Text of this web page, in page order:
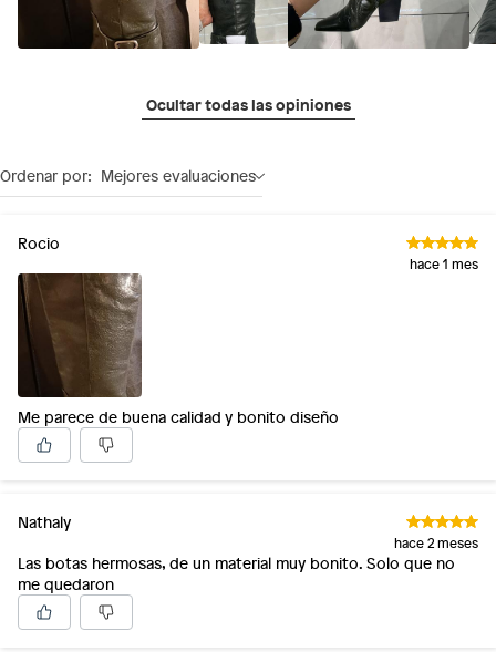
Ocultar todas las opiniones
Ordenar por: Mejores evaluaciones
Rocio
hace 1 mes
Me parece de buena calidad y bonito diseño
Nathaly
hace 2 meses
Las botas hermosas, de un material muy bonito. Solo que no
me quedaron